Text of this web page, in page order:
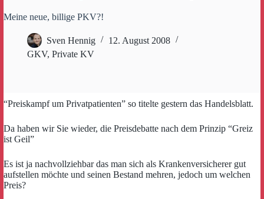
Meine neue, billige PKV?!
Sven Hennig
12. August 2008
GKV, Private KV
“Preiskampf um Privatpatienten” so titelte gestern das Handelsblatt.
Da haben wir Sie wieder, die Preisdebatte nach dem Prinzip “Greiz
ist Geil”
Es ist ja nachvollziehbar das man sich als Krankenversicherer gut
aufstellen möchte und seinen Bestand mehren, jedoch um welchen
Preis?